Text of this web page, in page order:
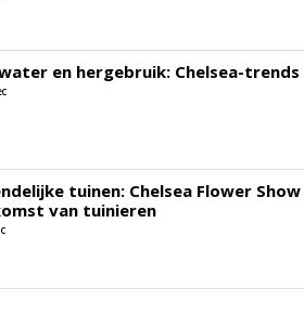
en hergebruik: Chelsea-trends
tuinen: Chelsea Flower Show
van tuinieren